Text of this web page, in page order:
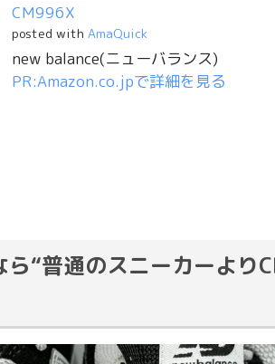
CM996X
posted with AmaQuick
new balance(ニューバランス)
PR:Amazon.co.jpで詳細を見る
“普通のスニーカーより